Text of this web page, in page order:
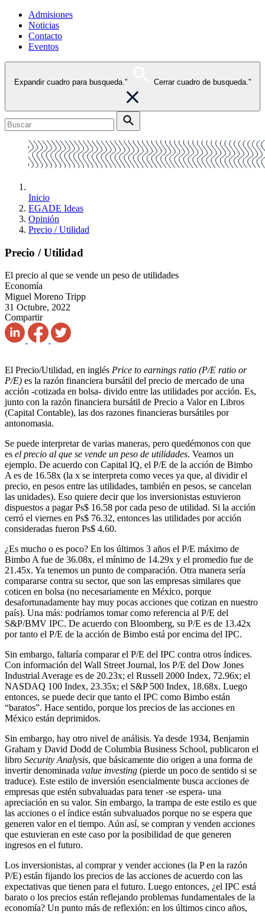
Admisiones
Noticias
Contacto
Eventos
Expandir cuadro para busqueda." Cerrar cuadro de busqueda."
Inicio
EGADE Ideas
Opinión
Precio / Utilidad
Precio / Utilidad
El precio al que se vende un peso de utilidades
Economía
Miguel Moreno Tripp
31 Octubre, 2022
Compartir
El Precio/Utilidad, en inglés Price to earnings ratio (P/E ratio or
P/E) es la razón financiera bursátil del precio de mercado de una
acción -cotizada en bolsa- divido entre las utilidades por acción. Es,
junto con la razón financiera bursátil de Precio a Valor en Libros
(Capital Contable), las dos razones financieras bursátiles por
antonomasia.
Se puede interpretar de varias maneras, pero quedémonos con que
es el precio al que se vende un peso de utilidades. Veamos un
ejemplo. De acuerdo con Capital IQ, el P/E de la acción de Bimbo
A es de 16.58x (la x se interpreta como veces ya que, al dividir el
precio, en pesos entre las utilidades, también en pesos, se cancelan
las unidades). Eso quiere decir que los inversionistas estuvieron
dispuestos a pagar Ps$ 16.58 por cada peso de utilidad. Si la acción
cerró el viernes en Ps$ 76.32, entonces las utilidades por acción
consideradas fueron Ps$ 4.60.
¿Es mucho o es poco? En los últimos 3 años el P/E máximo de
Bimbo A fue de 36.08x, el mínimo de 14.29x y el promedio fue de
21.45x. Ya tenemos un punto de comparación. Otra manera sería
compararse contra su sector, que son las empresas similares que
coticen en bolsa (no necesariamente en México, porque
desafortunadamente hay muy pocas acciones que cotizan en nuestro
país). Una más: podríamos tomar como referencia al P/E del
S&P/BMV IPC. De acuerdo con Bloomberg, su P/E es de 13.42x
por tanto el P/E de la acción de Bimbo está por encima del IPC.
Sin embargo, faltaría comparar el P/E del IPC contra otros índices.
Con información del Wall Street Journal, los P/E del Dow Jones
Industrial Average es de 20.23x; el Russell 2000 Index, 72.96x; el
NASDAQ 100 Index, 23.35x; el S&P 500 Index, 18.68x. Luego
entonces, se puede decir que tanto el IPC como Bimbo están
“baratos”. Hace sentido, porque los precios de las acciones en
México están deprimidos.
Sin embargo, hay otro nivel de análisis. Ya desde 1934, Benjamin
Graham y David Dodd de Columbia Business School, publicaron el
libro Security Analysis, que básicamente dio origen a una forma de
invertir denominada value investing (pierde un poco de sentido si se
traduce). Este estilo de inversión esencialmente busca acciones de
empresas que estén subvaluadas para tener -se espera- una
apreciación en su valor. Sin embargo, la trampa de este estilo es que
las acciones o el índice están subvaluados porque no se espera que
generen valor en el tiempo. Aún así, se compran y venden acciones
que estuvieran en este caso por la posibilidad de que generen
ingresos en el futuro.
Los inversionistas, al comprar y vender acciones (la P en la razón
P/E) están fijando los precios de las acciones de acuerdo con las
expectativas que tienen para el futuro. Luego entonces, ¿el IPC está
barato o los precios están reflejando problemas fundamentales de la
economía? Un punto más de reflexión: en los últimos cinco años,